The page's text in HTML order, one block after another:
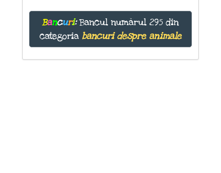
Bancuri:Bancul numărul 295 din
categoria bancuri despre animale